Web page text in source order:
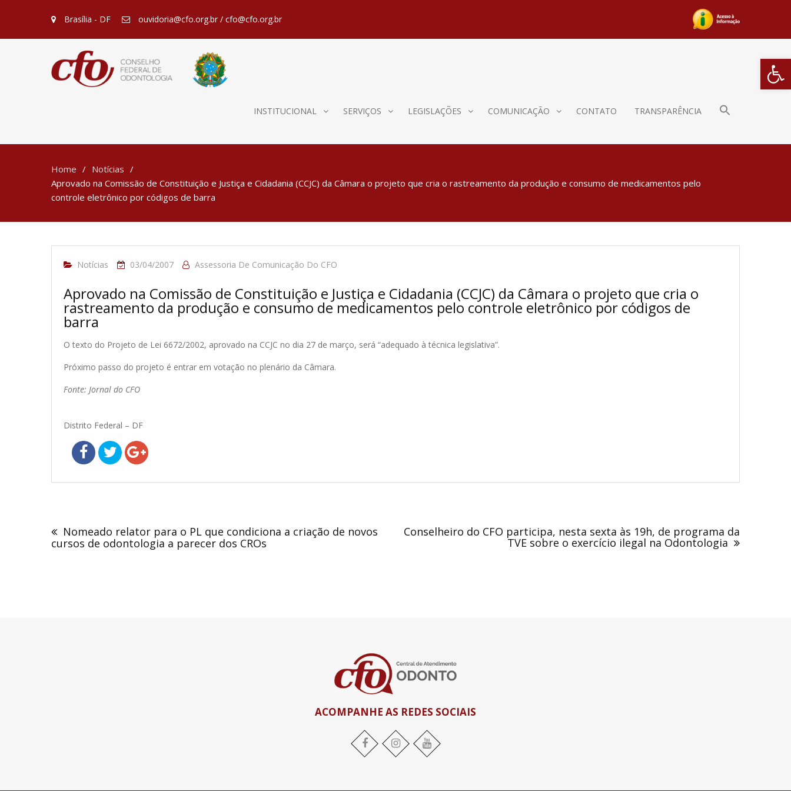
Barra de
Brasília - DF ouvidoria@cfo.org.br / cfo@cfo.org.br
INSTITUCIONAL SERVIÇOS LEGISLAÇÕES COMUNICAÇÃO CONTATO TRANSPARÊNCIA
Home
Notícias
Aprovado na Comissão de Constituição e Justiça e Cidadania (CCJC) da Câmara o projeto que cria o rastreamento da produção e consumo de medicamentos pelo
controle eletrônico por códigos de barra
Notícias 03/04/2007 Assessoria De Comunicação Do CFO
Aprovado na Comissão de Constituição e Justiça e Cidadania (CCJC) da Câmara o projeto que cria o
rastreamento da produção e consumo de medicamentos pelo controle eletrônico por códigos de
barra
O texto do Projeto de Lei 6672/2002, aprovado na CCJC no dia 27 de março, será “adequado à técnica legislativa”.
Próximo passo do projeto é entrar em votação no plenário da Câmara.
Fonte: Jornal do CFO
Distrito Federal – DF
de
Post
Nomeado relator para o PL que condiciona a criação de novos
cursos de odontologia a parecer dos CROs
Conselheiro do CFO participa, nesta sexta às 19h, de programa da
TVE sobre o exercício ilegal na Odontologia
ACOMPANHE AS REDES SOCIAIS
Facebook Instagram YouTube